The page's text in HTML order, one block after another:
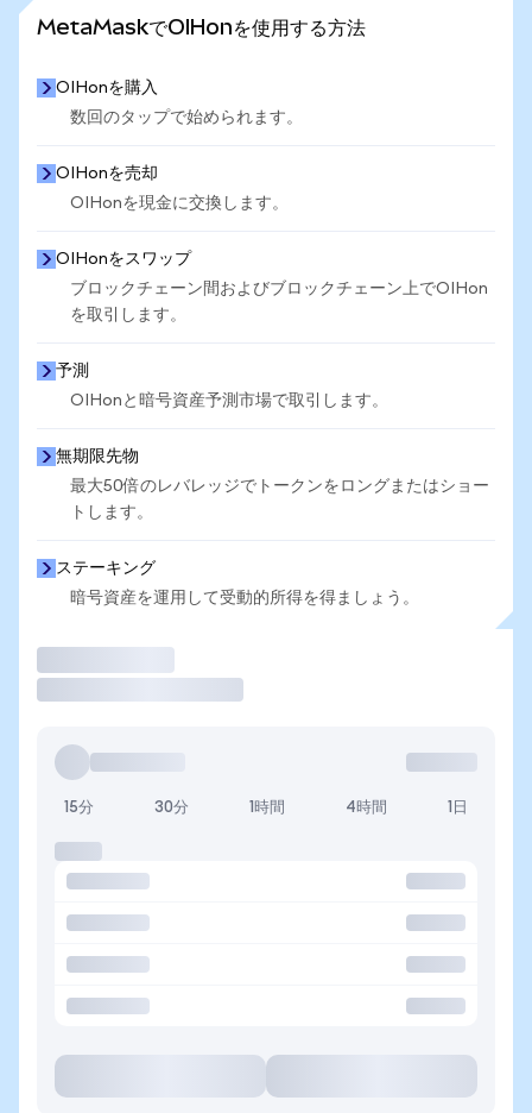
MetaMaskでOIHonを使用する方法
OIHonを購入
数回のタップで始められます。
OIHonを売却
OIHonを現金に交換します。
OIHonをスワップ
ブロックチェーン間およびブロックチェーン上でOIHon
を取引します。
予測
OIHonと暗号資産予測市場で取引します。
無期限先物
最大50倍のレバレッジでトークンをロングまたはショー
トします。
ステーキング
暗号資産を運用して受動的所得を得ましょう。
15分 30分 1時間 4時間 1日